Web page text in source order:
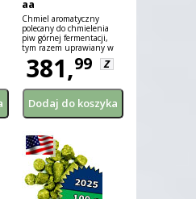
aa
Chmiel aromatyczny
polecany do chmielenia
piw górnej fermentacji,
tym razem uprawiany w
Polsce!
381,99 Z